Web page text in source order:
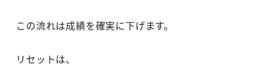
この流れは成績を確実に下げます。
リセットは、